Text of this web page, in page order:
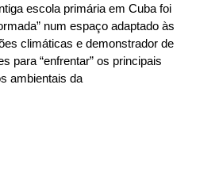
escola primária em Cuba foi
num espaço adaptado às
climáticas e demonstrador de
para “enfrentar” os principais
ambientais da